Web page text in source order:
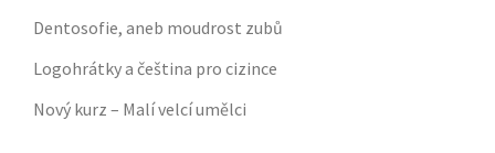
Dentosofie, aneb moudrost zubů
Logohrátky a čeština pro cizince
Nový kurz – Malí velcí umělci